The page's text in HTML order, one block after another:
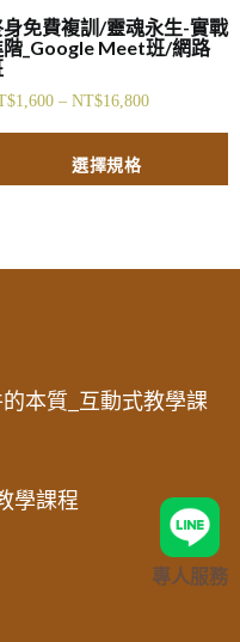
免費複訓/靈魂永生-實戰
階_Google Meet班/網路
1,600 – NT$16,800
選擇規格
本質_互動式教學課
學課程
專人服務